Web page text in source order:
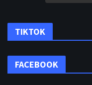
TIKTOK
FACEBOOK